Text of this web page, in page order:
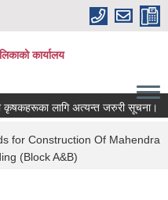
कार्यालय
कृषकहरूका लागि अत्यन्त जरुरी सूचना।
for Construction Of Mahendra
(Block A&B)